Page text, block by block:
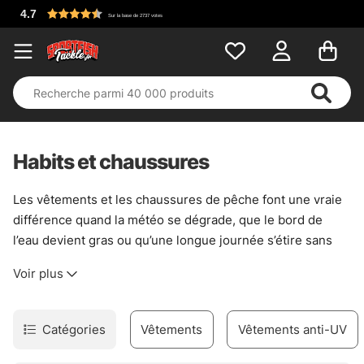
Habits et chaussures
Les vêtements et les chaussures de pêche font une vraie
différence quand la météo se dégrade, que le bord de
l’eau devient gras ou qu’une longue journée s’étire sans
l’adhérence et pouvoir bouger librement, sans lutter
évite les glissades sur les berges humides, tandis qu’une
tenue bien pensée coupe le vent sans enfermer le corps
Voir plus
Catégories Vêtements Vêtements anti-UV